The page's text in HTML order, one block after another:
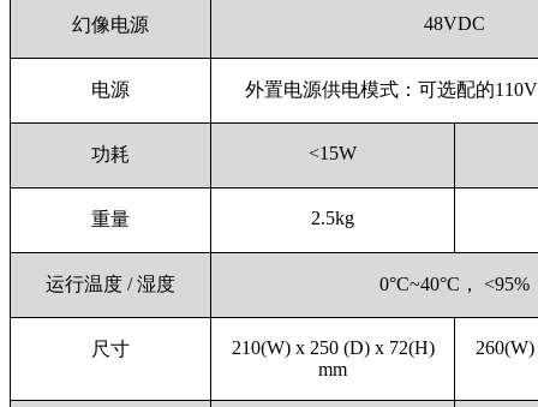
幻像电源 48VDC
电源 外置电源供电模式：可选配的
功耗 <15W
重量 2.5kg
运行温度 / 湿度 0°C~40°C， <95%
尺寸
210(W) x 250 (D) x 72(H)
mm